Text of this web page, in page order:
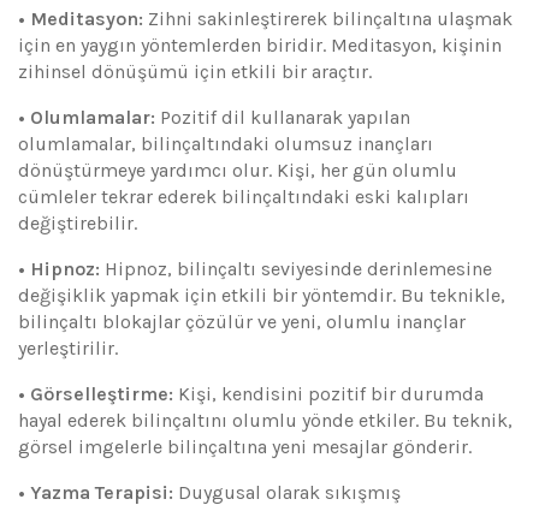
• Meditasyon: Zihni sakinleştirerek bilinçaltına ulaşmak
için en yaygın yöntemlerden biridir. Meditasyon, kişinin
zihinsel dönüşümü için etkili bir araçtır.
• Olumlamalar: Pozitif dil kullanarak yapılan
olumlamalar, bilinçaltındaki olumsuz inançları
dönüştürmeye yardımcı olur. Kişi, her gün olumlu
cümleler tekrar ederek bilinçaltındaki eski kalıpları
değiştirebilir.
• Hipnoz: Hipnoz, bilinçaltı seviyesinde derinlemesine
değişiklik yapmak için etkili bir yöntemdir. Bu teknikle,
bilinçaltı blokajlar çözülür ve yeni, olumlu inançlar
yerleştirilir.
• Görselleştirme: Kişi, kendisini pozitif bir durumda
hayal ederek bilinçaltını olumlu yönde etkiler. Bu teknik,
görsel imgelerle bilinçaltına yeni mesajlar gönderir.
• Yazma Terapisi: Duygusal olarak sıkışmış